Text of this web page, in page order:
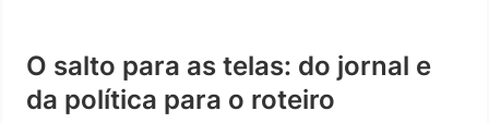
O salto para as telas: do jornal e
da política para o roteiro